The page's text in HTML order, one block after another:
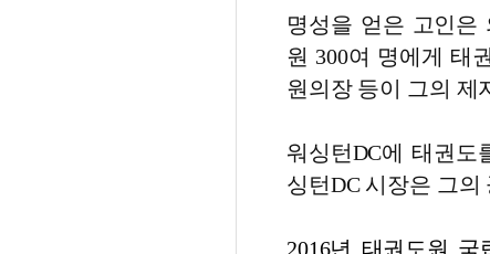
명성을 얻은 고인은
원 300여 명에게 태
원의장 등이 그의 제
워싱턴DC에 태권도
싱턴DC 시장은 그
2016년 태권도원